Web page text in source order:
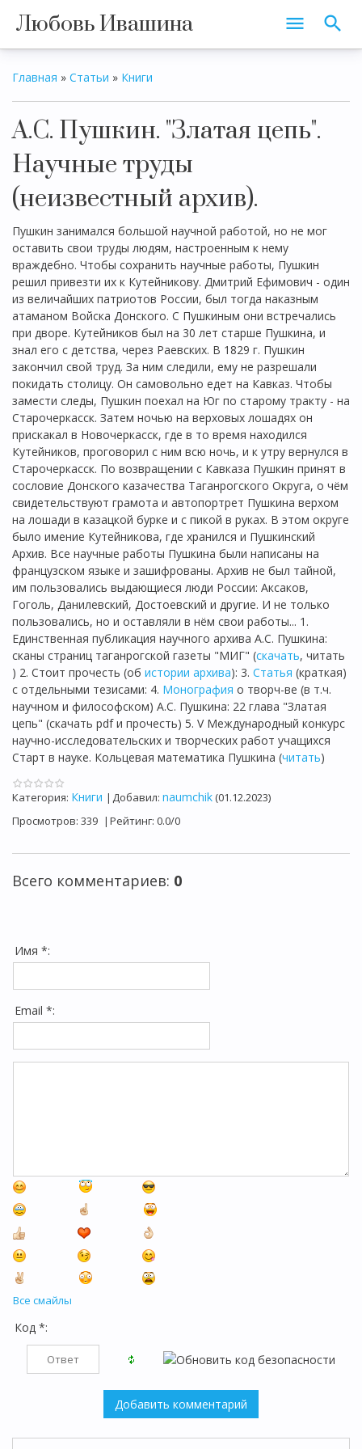
Любовь Ивашина
Главная » Статьи » Книги
А.С. Пушкин. "Златая цепь".
Научные труды
(неизвестный архив).
Пушкин занимался большой научной работой, но не мог
оставить свои труды людям, настроенным к нему
враждебно. Чтобы сохранить научные работы, Пушкин
решил привезти их к Кутейникову. Дмитрий Ефимович - один
из величайших патриотов России, был тогда наказным
атаманом Войска Донского. С Пушкиным они встречались
при дворе. Кутейников был на 30 лет старше Пушкина, и
знал его с детства, через Раевских. В 1829 г. Пушкин
закончил свой труд. За ним следили, ему не разрешали
покидать столицу. Он самовольно едет на Кавказ. Чтобы
замести следы, Пушкин поехал на Юг по старому тракту - на
Старочеркасск. Затем ночью на верховых лошадях он
прискакал в Новочеркасск, где в то время находился
Кутейников, проговорил с ним всю ночь, и к утру вернулся в
Старочеркасск. По возвращении с Кавказа Пушкин принят в
сословие Донского казачества Таганрогского Округа, о чём
свидетельствуют грамота и автопортрет Пушкина верхом
на лошади в казацкой бурке и с пикой в руках. В этом округе
было имение Кутейникова, где хранился и Пушкинский
Архив. Все научные работы Пушкина были написаны на
французском языке и зашифрованы. Архив не был тайной,
им пользовались выдающиеся люди России: Аксаков,
Гоголь, Данилевский, Достоевский и другие. И не только
пользовались, но и оставляли в нём свои работы... 1.
Единственная публикация научного архива А.С. Пушкина:
сканы страниц таганрогской газеты "МИГ" (скачать, читать
) 2. Стоит прочесть (об истории архива): 3. Статья (краткая)
с отдельными тезисами: 4. Монография о творч-ве (в т.ч.
научном и философском) А.С. Пушкина: 22 глава "Златая
цепь" (скачать pdf и прочесть) 5. V Международный конкурс
научно-исследовательских и творческих работ учащихся
Старт в науке. Кольцевая математика Пушкина (читать)
Категория: Книги | Добавил: naumchik (01.12.2023)
Просмотров: 339 | Рейтинг: 0.0/0
Всего комментариев: 0
Имя *:
Email *:
Все смайлы
Код *: